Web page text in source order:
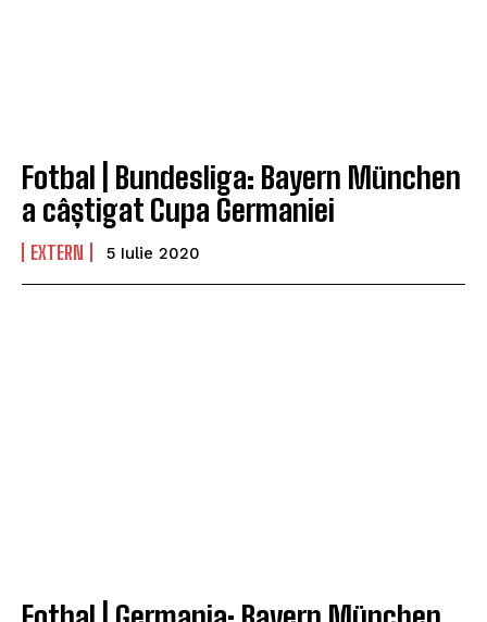
Fotbal | Bundesliga: Bayern München
a câștigat Cupa Germaniei
EXTERN 5 Iulie 2020